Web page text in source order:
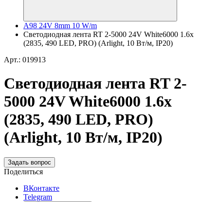
A98 24V 8mm 10 W/m
Светодиодная лента RT 2-5000 24V White6000 1.6x
(2835, 490 LED, PRO) (Arlight, 10 Вт/м, IP20)
Арт.: 019913
Светодиодная лента RT 2-
5000 24V White6000 1.6x
(2835, 490 LED, PRO)
(Arlight, 10 Вт/м, IP20)
Задать вопрос
Поделиться
ВКонтакте
Telegram